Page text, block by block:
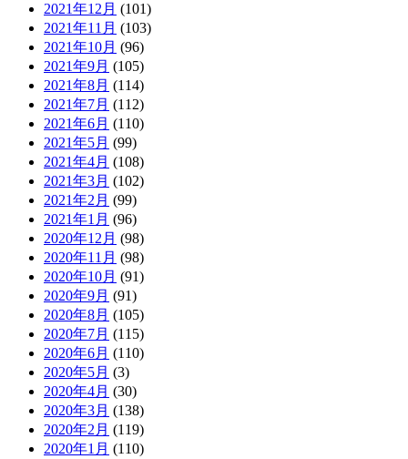
2021年12月 (101)
2021年11月 (103)
2021年10月 (96)
2021年9月 (105)
2021年8月 (114)
2021年7月 (112)
2021年6月 (110)
2021年5月 (99)
2021年4月 (108)
2021年3月 (102)
2021年2月 (99)
2021年1月 (96)
2020年12月 (98)
2020年11月 (98)
2020年10月 (91)
2020年9月 (91)
2020年8月 (105)
2020年7月 (115)
2020年6月 (110)
2020年5月 (3)
2020年4月 (30)
2020年3月 (138)
2020年2月 (119)
2020年1月 (110)